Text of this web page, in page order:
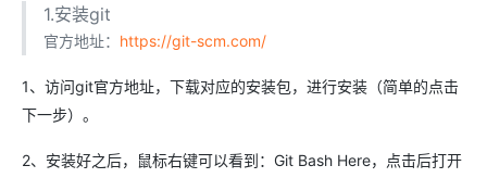
1.安装git
官方地址： https://git-scm.com/
1、访问git官方地址，下载对应的安装包，进行安装（简单的点击
下一步）。
2、安装好之后，鼠标右键可以看到：Git Bash Here，点击后打开